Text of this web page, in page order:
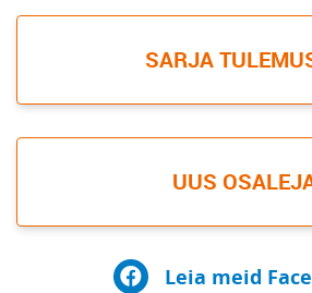
SARJA
UUS
Leia meid